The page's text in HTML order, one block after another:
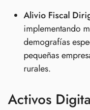
Alivio Fiscal
implementando
demografías
pequeñas
rurales.
Activos